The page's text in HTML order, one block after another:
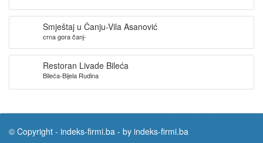
Smještaj u Čanju-Vila Asanović
crna gora čanj-
Restoran Livade Bileća
Bileća-Bijela Rudina
© Copyright - indeks-firmi.ba - by indeks-firmi.ba